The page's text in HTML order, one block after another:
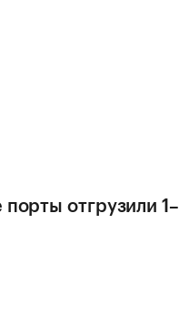
отгрузили